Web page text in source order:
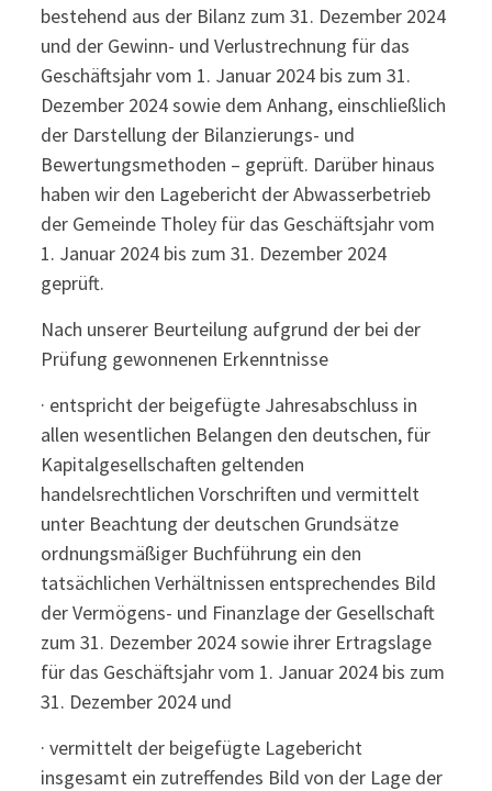
bestehend aus der Bilanz zum 31. Dezember 2024
und der Gewinn- und Verlustrechnung für das
Geschäftsjahr vom 1. Januar 2024 bis zum 31.
Dezember 2024 sowie dem Anhang, einschließlich
der Darstellung der Bilanzierungs- und
Bewertungsmethoden – geprüft. Darüber hinaus
haben wir den Lagebericht der Abwasserbetrieb
der Gemeinde Tholey für das Geschäftsjahr vom
1. Januar 2024 bis zum 31. Dezember 2024
geprüft.
Nach unserer Beurteilung aufgrund der bei der
Prüfung gewonnenen Erkenntnisse
· entspricht der beigefügte Jahresabschluss in
allen wesentlichen Belangen den deutschen, für
Kapitalgesellschaften geltenden
handelsrechtlichen Vorschriften und vermittelt
unter Beachtung der deutschen Grundsätze
ordnungsmäßiger Buchführung ein den
tatsächlichen Verhältnissen entsprechendes Bild
der Vermögens- und Finanzlage der Gesellschaft
zum 31. Dezember 2024 sowie ihrer Ertragslage
für das Geschäftsjahr vom 1. Januar 2024 bis zum
31. Dezember 2024 und
· vermittelt der beigefügte Lagebericht
insgesamt ein zutreffendes Bild von der Lage der